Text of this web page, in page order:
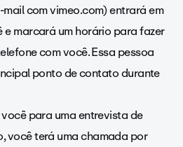
com vimeo.com) entrará em
marcará um horário para fazer
com você. Essa pessoa
ponto de contato durante
para uma entrevista de
você terá uma chamada por